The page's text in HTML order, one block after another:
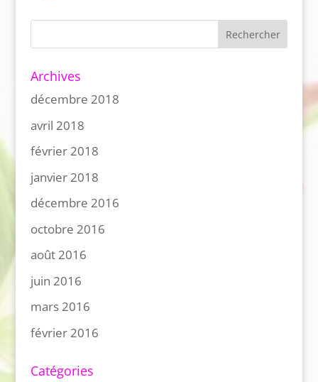
Archives
décembre 2018
avril 2018
février 2018
janvier 2018
décembre 2016
octobre 2016
août 2016
juin 2016
mars 2016
février 2016
Catégories